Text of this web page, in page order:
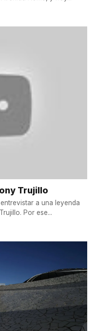
Trujillo
a una leyenda
Por ese...